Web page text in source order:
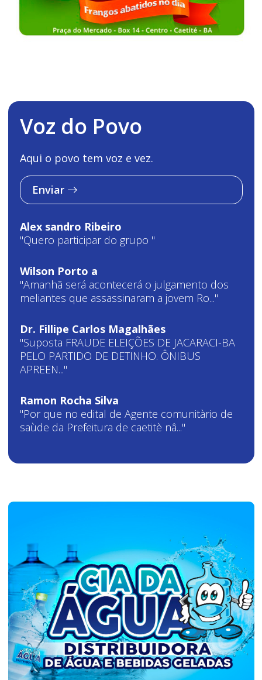
Voz do Povo
Aqui o povo tem voz e vez.
Enviar
Alex sandro Ribeiro
"Quero participar do grupo "
Wilson Porto a
"Amanhã será acontecerá o julgamento dos
meliantes que assassinaram a jovem Ro..."
Dr. Fillipe Carlos Magalhães
"Suposta FRAUDE ELEIÇÕES DE JACARACI-BA
PELO PARTIDO DE DETINHO. ÔNIBUS
APREEN..."
Ramon Rocha Silva
"Por que no edital de Agente comunitàrio de
saùde da Prefeitura de caetitè nâ..."